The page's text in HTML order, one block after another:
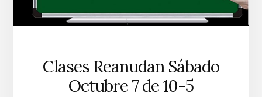
Clases Reanudan Sábado
Octubre 7 de 10-5